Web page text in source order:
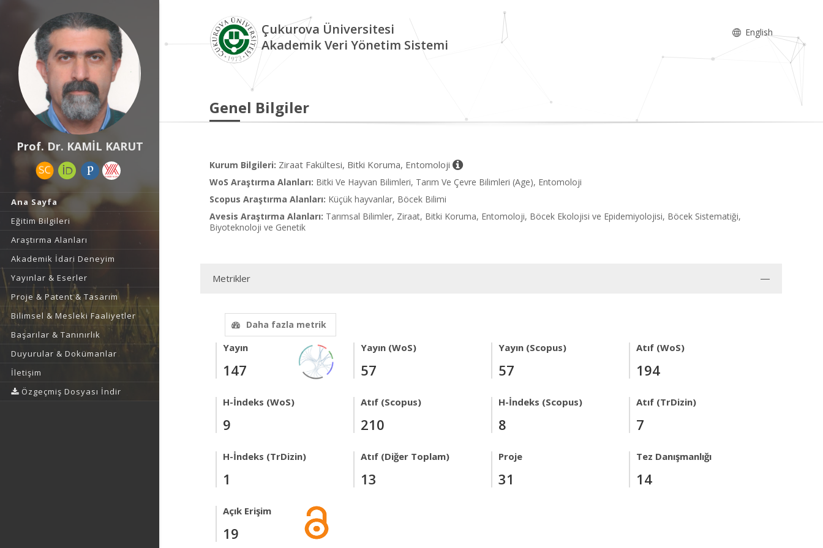
Prof. Dr. KAMİL KARUT
Ana Sayfa
Eğitim Bilgileri
Araştırma Alanları
Akademik İdari Deneyim
Yayınlar & Eserler
Proje & Patent & Tasarım
Bilimsel & Mesleki Faaliyetler
Başarılar & Tanınırlık
Duyurular & Dokümanlar
İletişim
Özgeçmiş Dosyası İndir
Çukurova Üniversitesi
Akademik Veri Yönetim Sistemi
English
Genel Bilgiler
Kurum Bilgileri: Ziraat Fakültesi, Bitki Koruma, Entomoloji
WoS Araştırma Alanları: Bitki Ve Hayvan Bilimleri, Tarım Ve Çevre Bilimleri (Age), Entomoloji
Scopus Araştırma Alanları: Küçük hayvanlar, Böcek Bilimi
Avesis Araştırma Alanları: Tarımsal Bilimler, Ziraat, Bitki Koruma, Entomoloji, Böcek Ekolojisi ve Epidemiyolojisi, Böcek Sistematiği,
Biyoteknoloji ve Genetik
Metrikler
Daha fazla metrik
Yayın
147
Yayın (WoS)
57
Yayın (Scopus)
57
Atıf (WoS)
194
H-İndeks (WoS)
9
Atıf (Scopus)
210
H-İndeks (Scopus)
8
Atıf (TrDizin)
7
H-İndeks (TrDizin)
1
Atıf (Diğer Toplam)
13
Proje
31
Tez Danışmanlığı
14
Açık Erişim
19